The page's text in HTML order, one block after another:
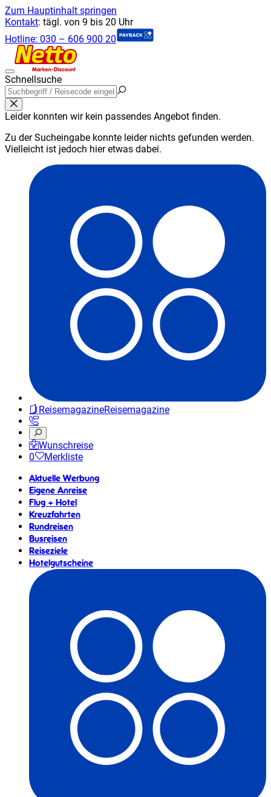
Zum Hauptinhalt springen
Kontakt: tägl. von 9 bis 20 Uhr
Hotline: 030 – 606 900 20
Schnellsuche
Leider konnten wir kein passendes Angebot finden.
Zu der Sucheingabe konnte leider nichts gefunden werden.
Vielleicht ist jedoch hier etwas dabei.
ReisemagazineReisemagazine
Wunschreise
0
Merkliste
Aktuelle Werbung
Eigene Anreise
Flug + Hotel
Kreuzfahrten
Rundreisen
Busreisen
Reiseziele
Hotelgutscheine